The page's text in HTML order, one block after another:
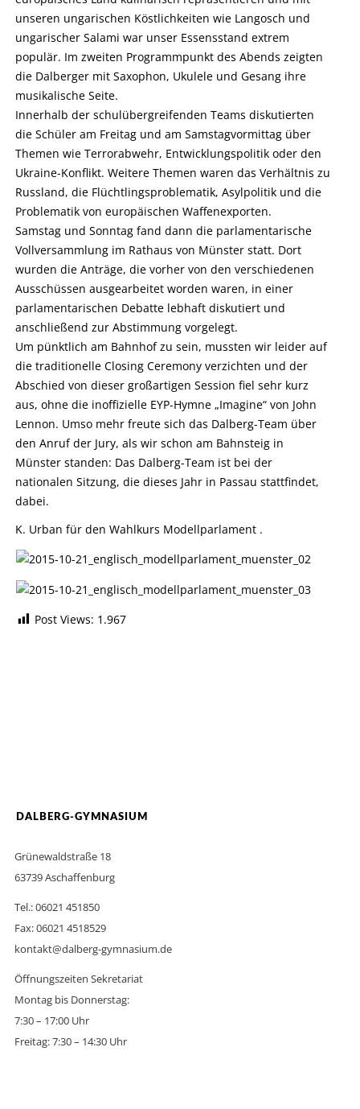
unseren ungarischen Köstlichkeiten wie Langosch und
ungarischer Salami war unser Essensstand extrem
populär. Im zweiten Programmpunkt des Abends zeigten
die Dalberger mit Saxophon, Ukulele und Gesang ihre
musikalische Seite.
Innerhalb der schulübergreifenden Teams diskutierten
die Schüler am Freitag und am Samstagvormittag über
Themen wie Terrorabwehr, Entwicklungspolitik oder den
Ukraine-Konflikt. Weitere Themen waren das Verhältnis zu
Russland, die Flüchtlingsproblematik, Asylpolitik und die
Problematik von europäischen Waffenexporten.
Samstag und Sonntag fand dann die parlamentarische
Vollversammlung im Rathaus von Münster statt. Dort
wurden die Anträge, die vorher von den verschiedenen
Ausschüssen ausgearbeitet worden waren, in einer
parlamentarischen Debatte lebhaft diskutiert und
anschließend zur Abstimmung vorgelegt.
Um pünktlich am Bahnhof zu sein, mussten wir leider auf
die traditionelle Closing Ceremony verzichten und der
Abschied von dieser großartigen Session fiel sehr kurz
aus, ohne die inoffizielle EYP-Hymne „Imagine“ von John
Lennon. Umso mehr freute sich das Dalberg-Team über
den Anruf der Jury, als wir schon am Bahnsteig in
Münster standen: Das Dalberg-Team ist bei der
nationalen Sitzung, die dieses Jahr in Passau stattfindet,
dabei.
K. Urban für den Wahlkurs Modellparlament .
Post Views: 1.967
DALBERG-GYMNASIUM
Grünewaldstraße 18
63739 Aschaffenburg
Tel.: 06021 451850
Fax: 06021 4518529
kontakt@dalberg-gymnasium.de
Öffnungszeiten Sekretariat
Montag bis Donnerstag:
7:30 – 17:00 Uhr
Freitag: 7:30 – 14:30 Uhr